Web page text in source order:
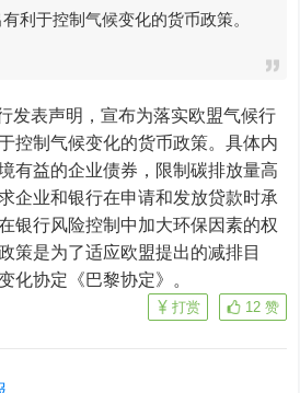
利于控制气候变化的货币政策。
控制气候变化的货币政策。具体内
有益的企业债券，限制碳排放量高
企业和银行在申请和发放贷款时承
银行风险控制中加大环保因素的权
策是为了适应欧盟提出的减排目
化协定《巴黎协定》。
12 赞
打赏